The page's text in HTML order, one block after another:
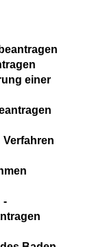
einer
-